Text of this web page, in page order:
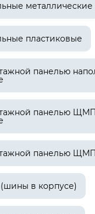
металлические
пластиковые
панелью
панелью ЩМП
панелью
в корпусе)